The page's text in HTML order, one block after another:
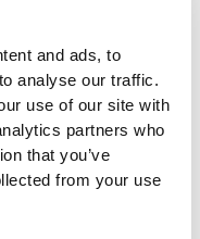
and ads, to
analyse our traffic.
use of our site with
partners who
that you’ve
from your use